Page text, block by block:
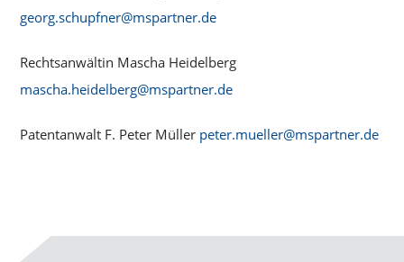
georg.schupfner@mspartner.de
Rechtsanwältin Mascha Heidelberg
mascha.heidelberg@mspartner.de
Patentanwalt F. Peter Müller peter.mueller@mspartner.de